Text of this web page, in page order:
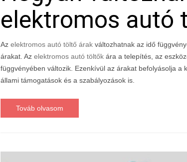
elektromos autó
Az elektromos autó töltő árak változhatnak az idő
árakat. Az elektromos autó töltők ára a telepítés, az
függvényében változik. Ezenkívül az árakat befolyásolja a
állami támogatások és a szabályozások is.
Továb olvasom